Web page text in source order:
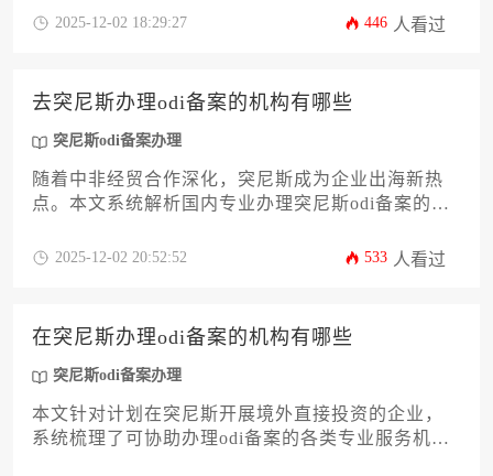
为企业出海的关键第一步。本文将深入剖析选择服
提供一套系统、实用的评估框架，助力企业高效合
规地完成突尼斯odi备案办理，规避潜在风险，保障
投资安全。
2025-12-02 18:29:27 446 人看过
去突尼斯办理odi备案的机构有哪些
突尼斯odi备案办理
随着中非经贸合作深化，突尼斯成为企业出海新热
点。本文系统解析国内专业办理突尼斯odi备案的服
外律师事务所、跨国咨询公司等六大类别。通过对
中介对规避跨境投资风险的重要性，并详解突尼斯
odi备案办理的核心流程与常见陷阱防范，助力企业
高效完成境外投资合规布局。
2025-12-02 20:52:52 533 人看过
在突尼斯办理odi备案的机构有哪些
突尼斯odi备案办理
本文针对计划在突尼斯开展境外直接投资的企业，
系统梳理了可协助办理odi备案的各类专业服务机